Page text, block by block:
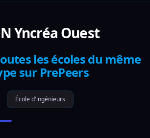
Yncréa Ouest
les écoles du même
sur PrePeers
École d'ingénieurs